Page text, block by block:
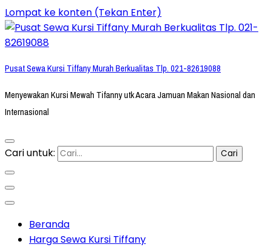
Lompat ke konten (Tekan Enter)
Pusat Sewa Kursi Tiffany Murah Berkualitas Tlp. 021-82619088
Menyewakan Kursi Mewah Tifanny utk Acara Jamuan Makan Nasional dan
Internasional
Cari untuk:
Beranda
Harga Sewa Kursi Tiffany